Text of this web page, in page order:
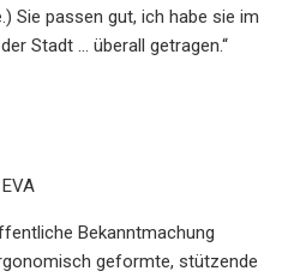
Sie passen gut, ich habe sie im
Stadt ... überall getragen.“
Bekanntmachung
geformte, stützende